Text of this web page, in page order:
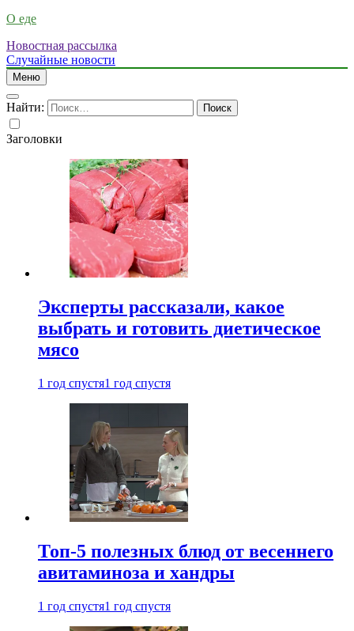
О еде
Новостная рассылка
Случайные новости
Меню
Найти:
Заголовки
Эксперты рассказали, какое
выбрать и готовить диетическое
мясо
1 год спустя1 год спустя
Топ-5 полезных блюд от весеннего
авитаминоза и хандры
1 год спустя1 год спустя